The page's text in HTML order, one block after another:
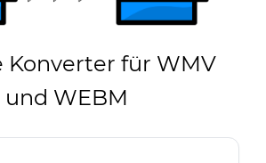
Konverter für WMV
und WEBM